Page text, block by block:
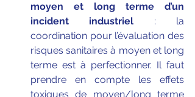
moyen et long terme d’un
incident industriel : la
coordination pour l’évaluation des
risques sanitaires à moyen et long
terme est à perfectionner. Il faut
prendre en compte les effets
toxiques de moyen/long terme